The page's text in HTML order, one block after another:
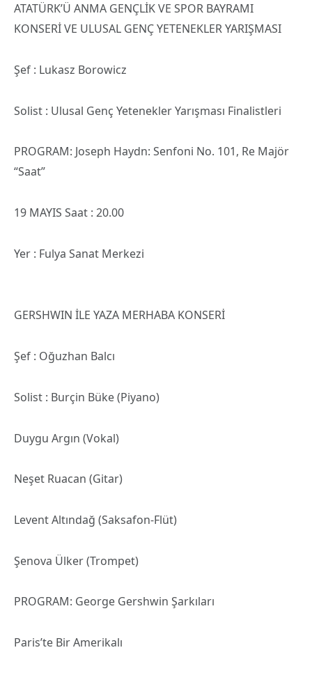
ATATÜRK’Ü ANMA GENÇLİK VE SPOR BAYRAMI
KONSERİ VE ULUSAL GENÇ YETENEKLER YARIŞMASI
Şef : Lukasz Borowicz
Solist : Ulusal Genç Yetenekler Yarışması Finalistleri
PROGRAM: Joseph Haydn: Senfoni No. 101, Re Majör
“Saat”
19 MAYIS Saat : 20.00
Yer : Fulya Sanat Merkezi
GERSHWIN İLE YAZA MERHABA KONSERİ
Şef : Oğuzhan Balcı
Solist : Burçin Büke (Piyano)
Duygu Argın (Vokal)
Neşet Ruacan (Gitar)
Levent Altındağ (Saksafon-Flüt)
Şenova Ülker (Trompet)
PROGRAM: George Gershwin Şarkıları
Paris’te Bir Amerikalı